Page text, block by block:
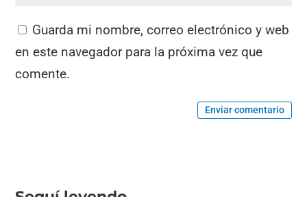
Guarda mi nombre, correo electrónico y web
en este navegador para la próxima vez que
comente.
Enviar comentario